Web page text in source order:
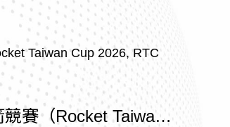
賽（Rocket Taiwan